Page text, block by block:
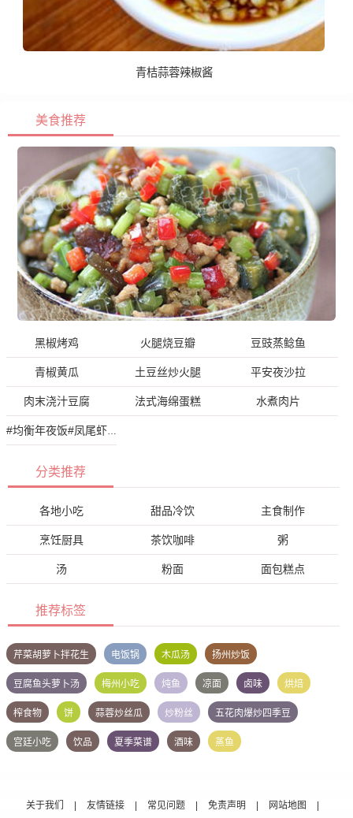
青桔蒜蓉辣椒酱
美食推荐
黑椒烤鸡 火腿烧豆瓣 豆豉蒸鲶鱼
青椒黄瓜 土豆丝炒火腿 平安夜沙拉
肉末浇汁豆腐 法式海绵蛋糕 水煮肉片
#均衡年夜饭#凤尾虾球
分类推荐
各地小吃 甜品冷饮 主食制作
烹饪厨具 茶饮咖啡 粥
汤 粉面 面包糕点
推荐标签
芹菜胡萝卜拌花生 电饭锅 木瓜汤 扬州炒饭
豆腐鱼头萝卜汤 梅州小吃 炖鱼 凉面 卤味 烘焙
榨食物 饼 蒜蓉炒丝瓜 炒粉丝 五花肉爆炒四季豆
宫廷小吃 饮品 夏季菜谱 酒味 蒸鱼
关于我们 友情链接 常见问题 免责声明 网站地图